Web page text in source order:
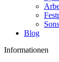
Blog
Informationen